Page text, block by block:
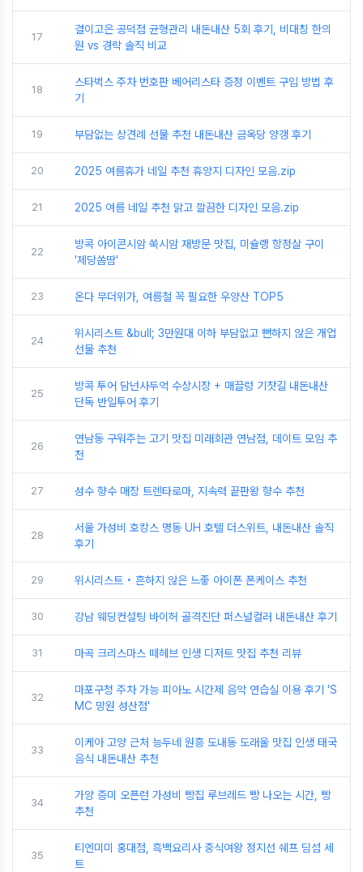
17
결이고은 공덕점 균형관리 내돈내산 5회 후기, 비대칭 한의
원 vs 경락 솔직 비교
18
스타벅스 주차 번호판 베어리스타 증정 이벤트 구입 방법 후
기
19 부담없는 상견례 선물 추천 내돈내산 금옥당 양갱 후기
20 2025 여름휴가 네일 추천 휴양지 디자인 모음.zip
21 2025 여름 네일 추천 맑고 깔끔한 디자인 모음.zip
22
방콕 아이콘시암 쑥시암 재방문 맛집, 미슐랭 항정살 구이
'제당쏨땀'
23 온다 무더위가, 여름철 꼭 필요한 우양산 TOP5
24
위시리스트 &bull; 3만원대 이하 부담없고 뻔하지 않은 개업
선물 추천
25
방콕 투어 담넌사두억 수상시장 + 매끌렁 기찻길 내돈내산
단독 반일투어 후기
26
연남동 구워주는 고기 맛집 미래회관 연남점, 데이트 모임 추
천
27 성수 향수 매장 트렌타로마, 지속력 끝판왕 향수 추천
28
서울 가성비 호캉스 명동 UH 호텔 더스위트, 내돈내산 솔직
후기
29 위시리스트 • 흔하지 않은 느좋 아이폰 폰케이스 추천
30 강남 웨딩컨설팅 바이허 골격진단 퍼스널컬러 내돈내산 후기
31 마곡 크리스마스 떼헤브 인생 디저트 맛집 추천 리뷰
32
마포구청 주차 가능 피아노 시간제 음악 연습실 이용 후기 'S
MC 망원 성산점'
33
이케아 고양 근처 능두네 원흥 도내동 도래울 맛집 인생 태국
음식 내돈내산 추천
34
가양 증미 오픈런 가성비 빵집 루브레드 빵 나오는 시간, 빵
추천
35
티엔미미 홍대점, 흑백요리사 중식여왕 정지선 쉐프 딤섬 세
트